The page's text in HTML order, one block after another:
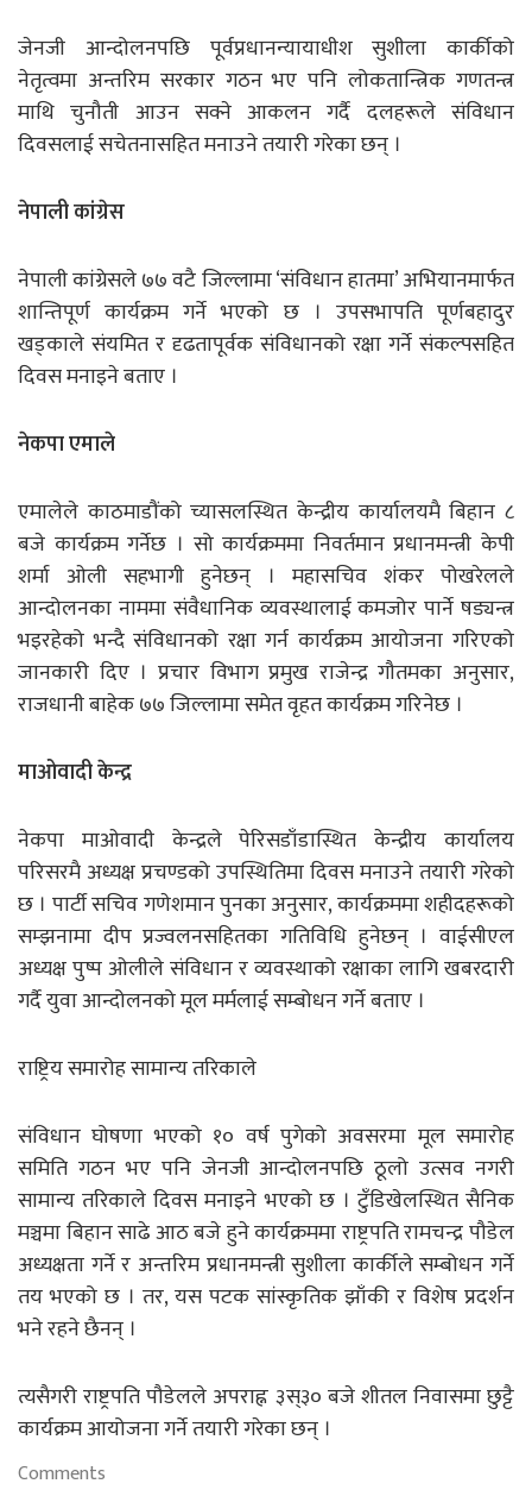
जेनजी आन्दोलनपछि पूर्वप्रधानन्यायाधीश सुशीला कार्कीको
नेतृत्वमा अन्तरिम सरकार गठन भए पनि लोकतान्त्रिक गणतन्त्र
माथि चुनौती आउन सक्ने आकलन गर्दै दलहरूले संविधान
दिवसलाई सचेतनासहित मनाउने तयारी गरेका छन् ।
नेपाली कांग्रेस
नेपाली कांग्रेसले ७७ वटै जिल्लामा ‘संविधान हातमा’ अभियानमार्फत
शान्तिपूर्ण कार्यक्रम गर्ने भएको छ । उपसभापति पूर्णबहादुर
खड्काले संयमित र दृढतापूर्वक संविधानको रक्षा गर्ने संकल्पसहित
दिवस मनाइने बताए ।
नेकपा एमाले
एमालेले काठमाडौंको च्यासलस्थित केन्द्रीय कार्यालयमै बिहान ८
बजे कार्यक्रम गर्नेछ । सो कार्यक्रममा निवर्तमान प्रधानमन्त्री केपी
शर्मा ओली सहभागी हुनेछन् । महासचिव शंकर पोखरेलले
आन्दोलनका नाममा संवैधानिक व्यवस्थालाई कमजोर पार्ने षड्यन्त्र
भइरहेको भन्दै संविधानको रक्षा गर्न कार्यक्रम आयोजना गरिएको
जानकारी दिए । प्रचार विभाग प्रमुख राजेन्द्र गौतमका अनुसार,
राजधानी बाहेक ७७ जिल्लामा समेत वृहत कार्यक्रम गरिनेछ ।
माओवादी केन्द्र
नेकपा माओवादी केन्द्रले पेरिसडाँडास्थित केन्द्रीय कार्यालय
परिसरमै अध्यक्ष प्रचण्डको उपस्थितिमा दिवस मनाउने तयारी गरेको
छ । पार्टी सचिव गणेशमान पुनका अनुसार, कार्यक्रममा शहीदहरूको
सम्झनामा दीप प्रज्वलनसहितका गतिविधि हुनेछन् । वाईसीएल
अध्यक्ष पुष्प ओलीले संविधान र व्यवस्थाको रक्षाका लागि खबरदारी
गर्दै युवा आन्दोलनको मूल मर्मलाई सम्बोधन गर्ने बताए ।
राष्ट्रिय समारोह सामान्य तरिकाले
संविधान घोषणा भएको १० वर्ष पुगेको अवसरमा मूल समारोह
समिति गठन भए पनि जेनजी आन्दोलनपछि ठूलो उत्सव नगरी
सामान्य तरिकाले दिवस मनाइने भएको छ । टुँडिखेलस्थित सैनिक
मञ्चमा बिहान साढे आठ बजे हुने कार्यक्रममा राष्ट्रपति रामचन्द्र पौडेल
अध्यक्षता गर्ने र अन्तरिम प्रधानमन्त्री सुशीला कार्कीले सम्बोधन गर्ने
तय भएको छ । तर, यस पटक सांस्कृतिक झाँकी र विशेष प्रदर्शन
भने रहने छैनन् ।
त्यसैगरी राष्ट्रपति पौडेलले अपराह्न ३स्३० बजे शीतल निवासमा छुट्टै
कार्यक्रम आयोजना गर्ने तयारी गरेका छन् ।
Comments